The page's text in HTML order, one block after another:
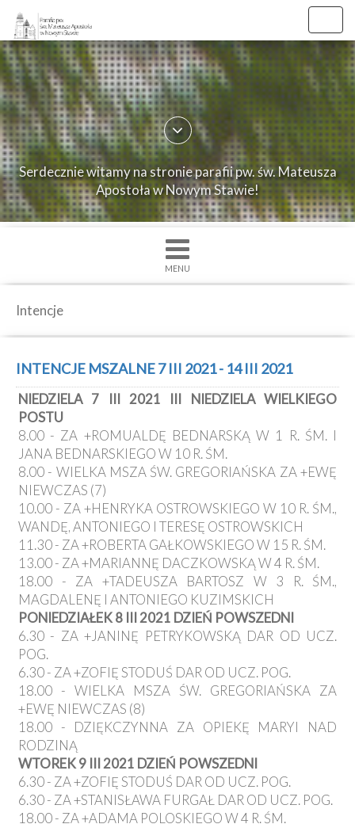
×
Strona
główna
O
parafii
Ogłoszenia
św.
Nabożenstwa
Kancelaria
Galeria
Nowy
Staw
Kapituła
Kolegiacka
Polecane
strony
Ochrona
Małoletnich
Serdecznie witamy na stronie parafii pw. św. Mateusza
Apostoła w Nowym Stawie!
MENU
Intencje
INTENCJE MSZALNE 7 III 2021 - 14 III 2021
NIEDZIELA 7 III 2021 III NIEDZIELA WIELKIEGO
POSTU
8.00 - ZA +ROMUALDĘ BEDNARSKĄ W 1 R. ŚM. I
JANA BEDNARSKIEGO W 10 R. ŚM.
8.00 - WIELKA MSZA ŚW. GREGORIAŃSKA ZA +EWĘ
NIEWCZAS (7)
10.00 - ZA +HENRYKA OSTROWSKIEGO W 10 R. ŚM.,
WANDĘ, ANTONIEGO I TERESĘ OSTROWSKICH
11.30 - ZA +ROBERTA GAŁKOWSKIEGO W 15 R. ŚM.
13.00 - ZA +MARIANNĘ DACZKOWSKĄ W 4 R. ŚM.
18.00 - ZA +TADEUSZA BARTOSZ W 3 R. ŚM.,
MAGDALENĘ I ANTONIEGO KUZIMSKICH
PONIEDZIAŁEK 8 III 2021 DZIEŃ POWSZEDNI
6.30 - ZA +JANINĘ PETRYKOWSKĄ DAR OD UCZ.
POG.
6.30 - ZA +ZOFIĘ STODUŚ DAR OD UCZ. POG.
18.00 - WIELKA MSZA ŚW. GREGORIAŃSKA ZA
+EWĘ NIEWCZAS (8)
18.00 - DZIĘKCZYNNA ZA OPIEKĘ MARYI NAD
RODZINĄ
WTOREK 9 III 2021 DZIEŃ POWSZEDNI
6.30 - ZA +ZOFIĘ STODUŚ DAR OD UCZ. POG.
6.30 - ZA +STANISŁAWA FURGAŁ DAR OD UCZ. POG.
18.00 - ZA +ADAMA POLOSKIEGO W 4 R. ŚM.